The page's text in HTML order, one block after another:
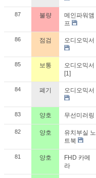
87 불량
메인파워앰
프
86 점검 오디오믹서
85 보통
오디오믹서
[1]
84 폐기 오디오믹서
83 양호 무선미러링
82 양호
유치부실 노
트북
81 양호
FHD 카메
라